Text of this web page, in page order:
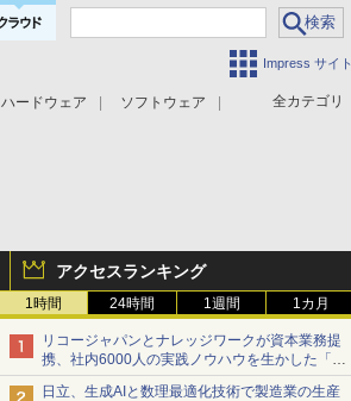
Impress サイト
全カテゴリ
ハードウェア
ソフトウェア
アクセスランキング
1時間 24時間 1週間 1カ月
リコージャパンとナレッジワークが資本業務提
携、社内6000人の実践ノウハウを生かした「AI
商談記録 for RICOH」を展開へ
日立、生成AIと数理最適化技術で製造業の生産